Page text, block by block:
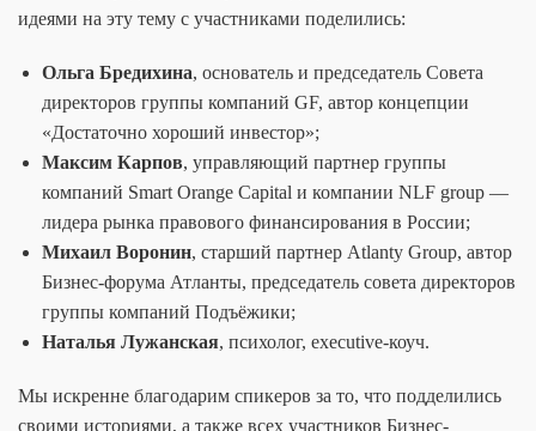
идеями на эту тему с участниками поделились:
Ольга Бредихина, основатель и председатель Совета
директоров группы компаний GF, автор концепции
«Достаточно хороший инвестор»;
Максим Карпов, управляющий партнер группы
компаний Smart Orange Capital и компании NLF group —
лидера рынка правового финансирования в России;
Михаил Воронин, старший партнер Atlanty Group, автор
Бизнес-форума Атланты, председатель совета директоров
группы компаний Подъёжики;
Наталья Лужанская, психолог, executive-коуч.
Мы искренне благодарим спикеров за то, что подделились
своими историями, а также всех участников Бизнес-